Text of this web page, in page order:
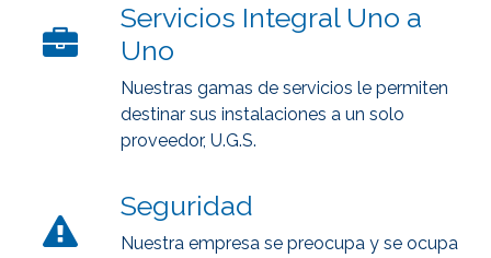
Servicios Integral Uno a
Uno
Nuestras gamas de servicios le permiten
destinar sus instalaciones a un solo
proveedor, U.G.S.
Seguridad
Nuestra empresa se preocupa y se ocupa